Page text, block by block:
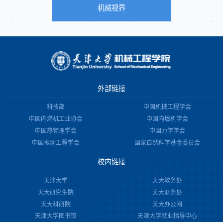
机械视界
外部链接
科技部
中国机械工程学会
中国内燃机工业协会
中国内燃机学会
中国热物理学会
中国力学学会
中国振动工程学会
国家自然科学基金委员会
校内链接
天津大学
天大教务处
天大研究生院
天大财务处
天大科研院
天大办公网
天津大学图书馆
天津大学就业指导中心